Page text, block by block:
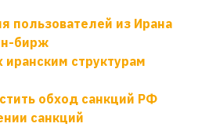
пользователей из Ирана
бирж
иранским структурам
обход санкций РФ
санкций